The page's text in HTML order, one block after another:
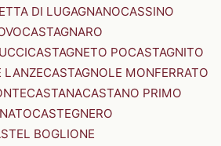
DI LUGAGNANOCASSINO
CASTAGNARO
CASTAGNETO POCASTAGNITO
LANZECASTAGNOLE MONFERRATO
CASTANACASTANO PRIMO
CASTEGNERO
BOGLIONE